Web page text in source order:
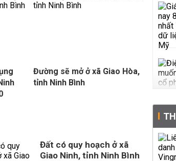
Đường sẽ mở ở xã Giao Hòa,
tỉnh Ninh Bình
Đất có quy hoạch ở xã
Giao Ninh, tỉnh Ninh Bình